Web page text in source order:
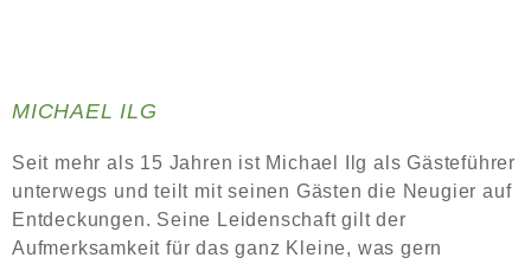
MICHAEL ILG
Seit mehr als 15 Jahren ist Michael Ilg als Gästeführer
unterwegs und teilt mit seinen Gästen die Neugier auf
Entdeckungen. Seine Leidenschaft gilt der
Aufmerksamkeit für das ganz Kleine, was gern